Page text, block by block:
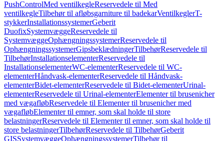
PushControlMed ventilkegleReservedele til Med
ventilkegleTilbehør til afløbsgarniture til badekarVentilkeglerT-
stykkerInstallationssystemerGeberit
DuofixSystemvæggeReservedele til
SystemvæggeOphængningssystemerReservedele til
OphængningssystemerGipsbeklædningerTilbehørReservedele til
TilbehørInstallationselementerReservedele til
InstallationselementerWC-elementerReservedele til WC-
elementerHåndvask-elementerReservedele til Håndvask-
elementerBidet-elementerReservedele til Bidet-elementerUrinal-
elementerReservedele til Urinal-elementerElementer til brusenicher
med vægafløbReservedele til Elementer til brusenicher med
vægafløbElementer til emner, som skal holde til store
belastningerReservedele til Elementer til emner, som skal holde til
store belastningerTilbehørReservedele til TilbehørGeberit
GISSystemvæggeOphængningssystemerTilbehør til